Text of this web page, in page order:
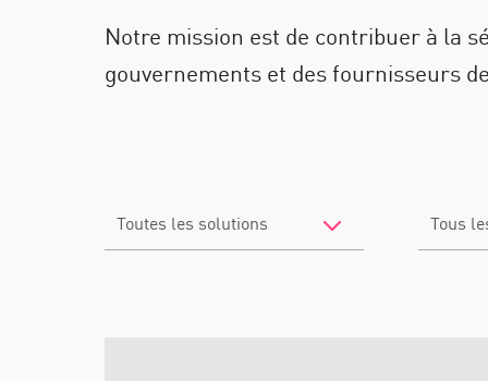
Notre mission est de contribuer à la
gouvernements et des fournisseurs
Filter
by
Solutions
Filter
by
Industry